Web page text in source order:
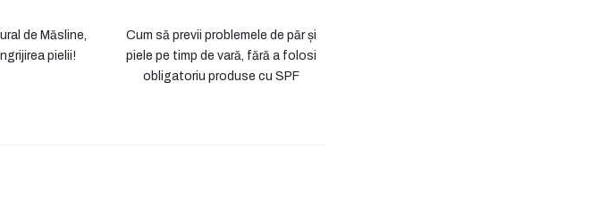
de Măsline,
pielii!
Cum să previi problemele de păr și
piele pe timp de vară, fără a folosi
obligatoriu produse cu SPF